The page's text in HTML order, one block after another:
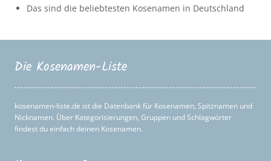
Das sind die beliebtesten Kosenamen in Deutschland
Die Kosenamen-Liste
kosenamen-liste.de ist die Datenbank für Kosenamen, Spitznamen und
Nicknamen. Über Kategorisierungen, Gruppen und Schlagwörter
findest du einfach deinen Kosenamen.